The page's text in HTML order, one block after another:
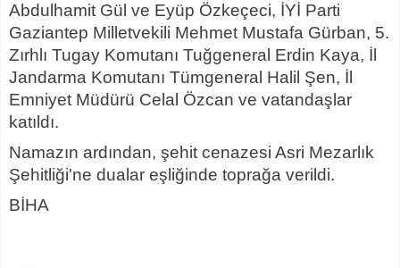
Abdulhamit Gül ve Eyüp Özkeçeci, İYİ Parti
Gaziantep Milletvekili Mehmet Mustafa Gürban, 5.
Zırhlı Tugay Komutanı Tuğgeneral Erdin Kaya, İl
Jandarma Komutanı Tümgeneral Halil Şen, İl
Emniyet Müdürü Celal Özcan ve vatandaşlar
katıldı.
Namazın ardından, şehit cenazesi Asri Mezarlık
Şehitliği'ne dualar eşliğinde toprağa verildi.
BİHA